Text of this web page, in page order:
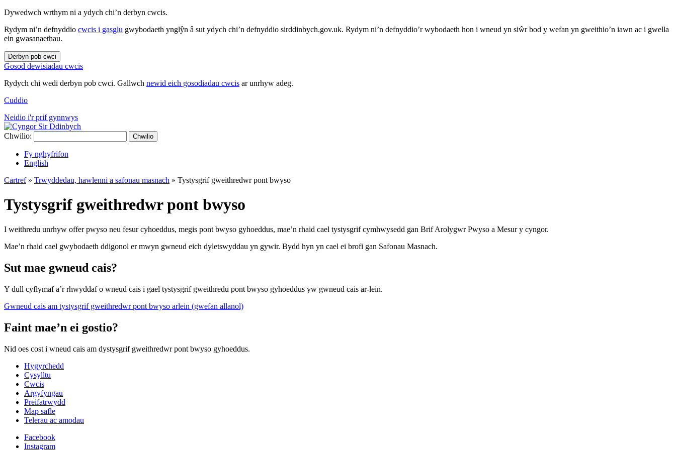
Dywedwch wrthym ni a ydych chi’n derbyn cwcis.
Rydym ni’n defnyddio cwcis i gasglu gwybodaeth ynglŷn â sut ydych chi’n defnyddio sirddinbych.gov.uk. Rydym ni’n defnyddio’r wybodaeth hon i wneud yn siŵr bod y wefan yn gweithio’n iawn ac i gwella
ein gwasanaethau.
Derbyn pob cwci
Gosod dewisiadau cwcis
Rydych chi wedi derbyn pob cwci. Gallwch newid eich gosodiadau cwcis ar unrhyw adeg.
Cuddio
Neidio i'r prif gynnwys
Chwilio: Chwilio
Fy nghyfrifon
English
Cartref» Trwyddedau, hawlenni a safonau masnach » Tystysgrif gweithredwr pont bwyso
Tystysgrif gweithredwr pont bwyso
I weithredu unrhyw offer pwyso neu fesur cyhoeddus, megis pont bwyso gyhoeddus, mae’n rhaid cael tystysgrif cymhwysedd gan Brif Arolygwr Pwyso a Mesur y cyngor.
Mae’n rhaid cael gwybodaeth ddigonol er mwyn gwneud eich dyletswyddau yn gywir. Bydd hyn yn cael ei brofi gan Safonau Masnach.
Sut mae gwneud cais?
Y dull cyflymaf a’r rhwyddaf o wneud cais i gael tystysgrif gweithredu pont bwyso gyhoeddus yw gwneud cais ar-lein.
Gwneud cais am tystysgrif gweithredwr pont bwyso arlein (gwefan allanol)
Faint mae’n ei gostio?
Nid oes cost i wneud cais am dystysgrif gweithredwr pont bwyso gyhoeddus.
Hygyrchedd
Cysylltu
Cwcis
Argyfyngau
Preifatrwydd
Map safle
Telerau ac amodau
Facebook
Instagram